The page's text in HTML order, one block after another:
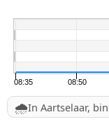
08:35 08:50
🌧️In Aartselaar,